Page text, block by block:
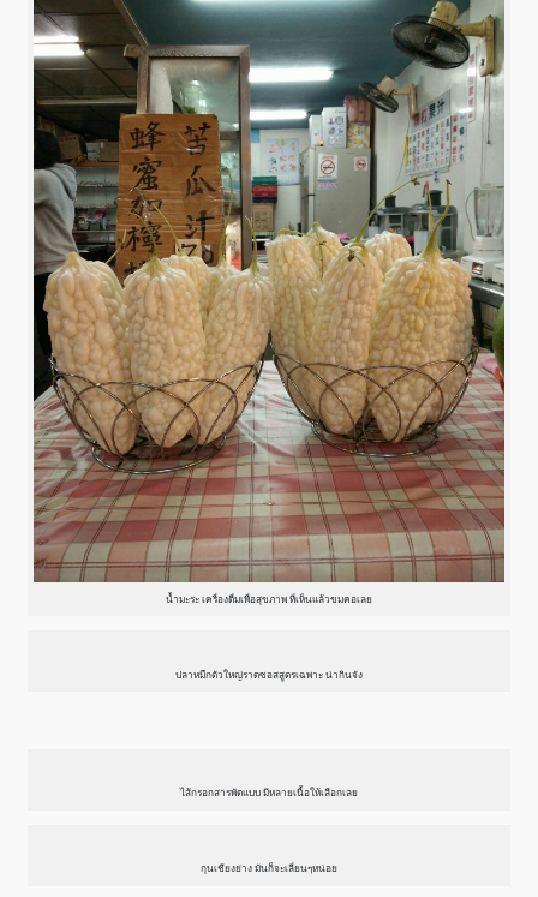
น้ำมะระ เครื่องดื่มเพื่อสุขภาพ ที่เห็นแล้วขมคอเลย
ปลาหมึกตัวใหญ่ราดซอสสูตรเฉพาะ น่ากินจัง
ไส้กรอกสารพัดแบบ มีหลายเนื้อให้เลือกเลย
กุนเชียงย่าง มันก็จะเลี่ยนๆหน่อย